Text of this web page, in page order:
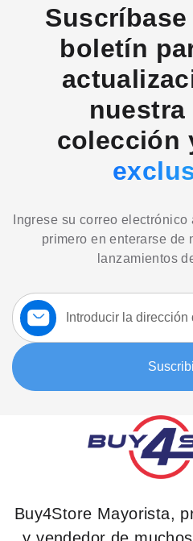
boletín
colección
Ingrese su correo
primero en enterarse de
lanzamientos
Suscríbase
a
nuestro
boletín:
Buy4Store Mayorista,